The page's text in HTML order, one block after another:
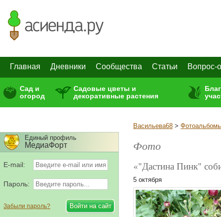
Главная Дневники Сообщества Статьи Вопрос-
Сад и
огород
Садовые цветы и
декоративные растения
Васильева68 >
Фото
«"Дастина Пинк"
5 октября
Единый профиль
МедиаФорт
E-mail:
Пароль:
Забыли пароль?